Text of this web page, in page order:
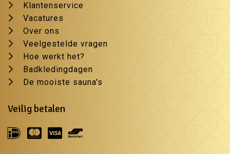
Klantenservice
Vacatures
Over ons
Veelgestelde vragen
Hoe werkt het?
Badkledingdagen
De mooiste sauna's
Veilig betalen